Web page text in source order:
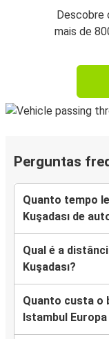
Descobre
mais de
Perguntas
Quanto tempo
Kuşadası de
Qual é a
Kuşadası?
Quanto custa o
Istambul Europa